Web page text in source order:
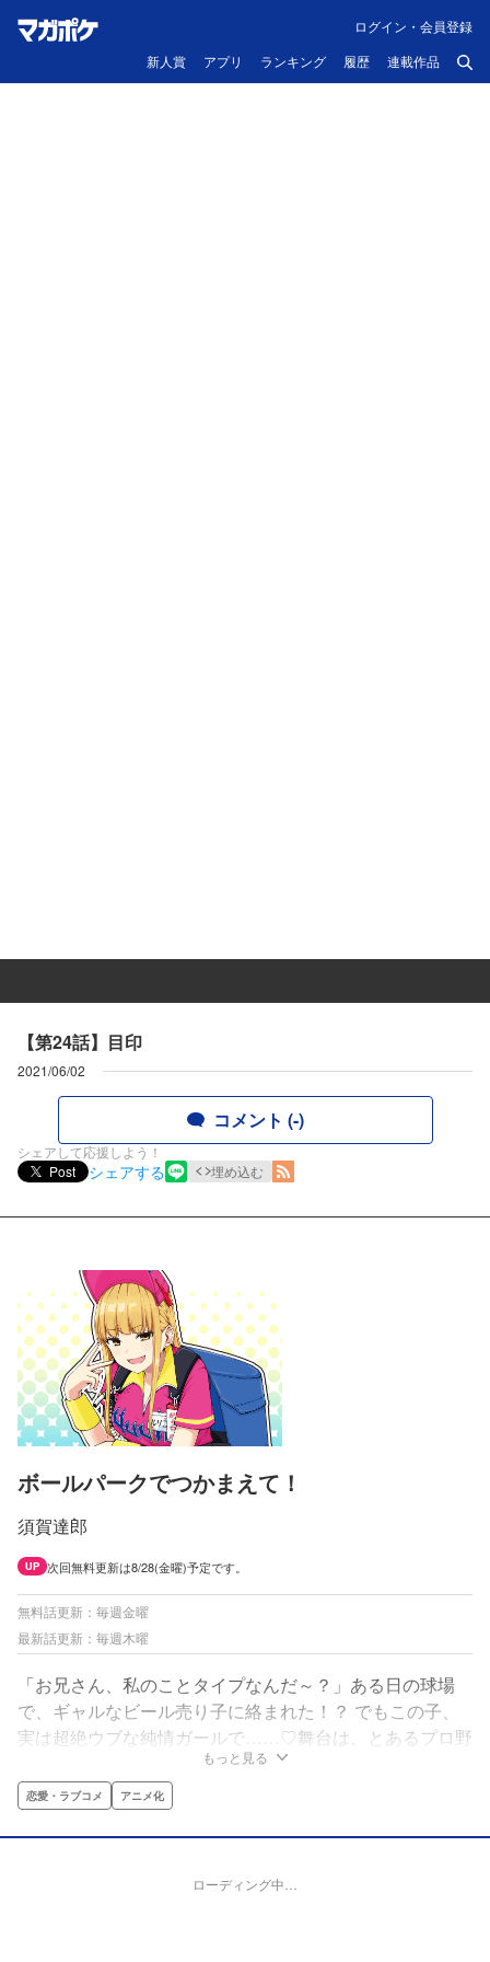
新人賞 アプリ ランキング 履歴 連載作品
ログイン・会員登録
【第24話】目印
2021/06/02
コメント (-)
シェアして応援しよう！
Post
シェアする 埋め込む
ボールパークでつかまえて！
須賀達郎
UP 次回無料更新は8/28(金曜)予定です。
無料話更新：毎週金曜
最新話更新：毎週木曜
「お兄さん、私のことタイプなんだ～？」ある日の球場
で、ギャルなビール売り子に絡まれた！？ でもこの子、
実は超絶ウブな純情ガールで……♡舞台は、とあるプロ野
球の球場！ 日々たくさんの人が集まり、働き、笑い合
い、人間ドラマが生まれるこの場所は、まるで一つの
「町」のよう！ さあ、あなたもボールパークの「住人」
になりませんか！？
もっと見る
恋愛・ラブコメ アニメ化
ローディング中…